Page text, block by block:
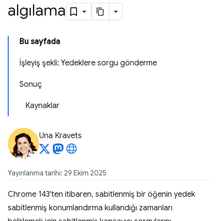
algılama
Bu sayfada
İşleyiş şekli: Yedeklere sorgu gönderme
Sonuç
Kaynaklar
Una Kravets
Yayınlanma tarihi: 29 Ekim 2025
Chrome 143'ten itibaren, sabitlenmiş bir öğenin yedek
sabitlenmiş konumlandırma kullandığı zamanları